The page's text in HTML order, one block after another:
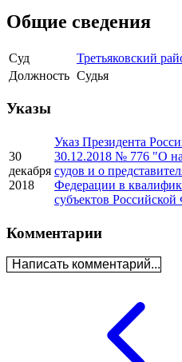
Общие сведения
Суд
Третьяковский
Должность Судья
Указы
30
декабря
2018
Указ Президента
30.12.2018 № 776 "О
судов и о
Федерации в
субъектов
Комментарии
Написать комментарий...